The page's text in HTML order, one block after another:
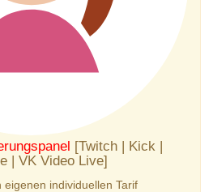
[Twitch | Kick |
| VK Video Live]
eigenen individuellen Tarif